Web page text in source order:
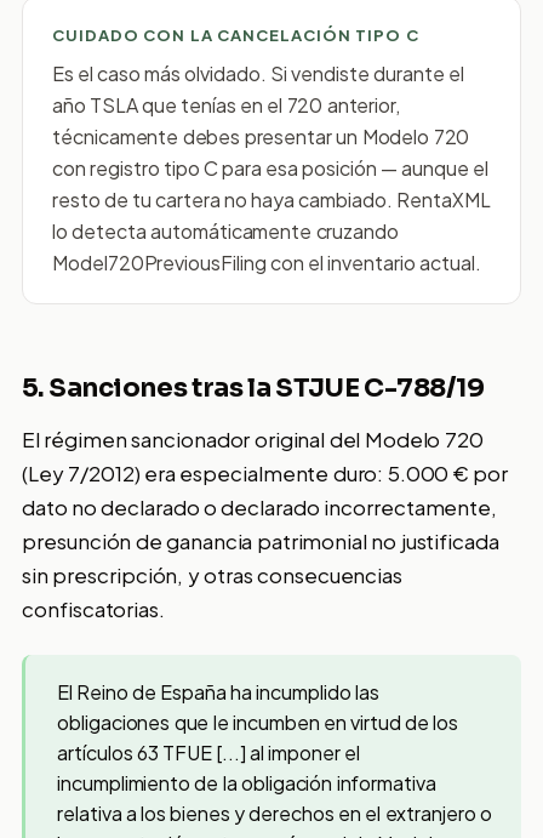
CUIDADO CON LA CANCELACIÓN TIPO C
Es el caso más olvidado. Si vendiste durante el
año TSLA que tenías en el 720 anterior,
técnicamente debes presentar un Modelo 720
con registro tipo C para esa posición — aunque el
resto de tu cartera no haya cambiado. RentaXML
lo detecta automáticamente cruzando
Model720PreviousFiling con el inventario actual.
5. Sanciones tras la STJUE C-788/19
El régimen sancionador original del Modelo 720
(Ley 7/2012) era especialmente duro: 5.000 € por
dato no declarado o declarado incorrectamente,
presunción de ganancia patrimonial no justificada
sin prescripción, y otras consecuencias
confiscatorias.
El Reino de España ha incumplido las
obligaciones que le incumben en virtud de los
artículos 63 TFUE [...] al imponer el
incumplimiento de la obligación informativa
relativa a los bienes y derechos en el extranjero o